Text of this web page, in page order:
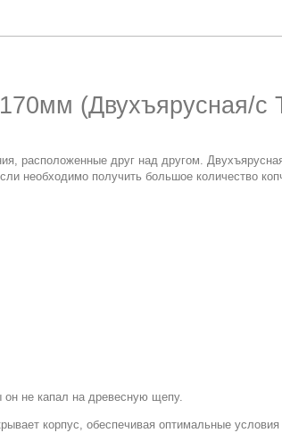
(Двухъярусная/с
расположенные друг над другом.
необходимо получить большое количество
не капал на древесную щепу.
корпус, обеспечивая оптимальные